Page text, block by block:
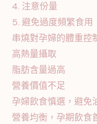
4. 注意份量
5. 避免過度頻繁食用
串燒對孕婦的體重控
高熱量攝取
脂肪含量過高
營養價值不足
孕婦飲食慎選，避免
營養均衡，孕期飲食